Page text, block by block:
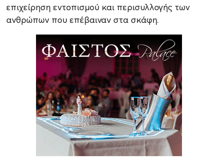
επιχείρηση εντοπισμού και περισυλλογής των
ανθρώπων που επέβαιναν στα σκάφη.